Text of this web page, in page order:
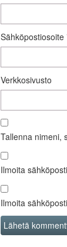
Sähköpostiosoite
Verkkosivusto
Tallenna nimeni,
Ilmoita
Ilmoita